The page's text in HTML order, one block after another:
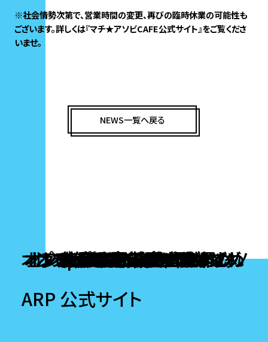
※社会情勢次第で、営業時間の変更、再びの臨時休業の可能性も
ございます。詳しくは『マチ★アソビCAFE公式サイト』をご覧くださ
いませ。
NEWS一覧へ戻る
Popular destinations
オンカジ 出金 早い
オンラインカジノ出金早い
本人確認不要カジノ
オンラインカジノ アプリ どれ
稼げるカジノアプリ
ブック メーカー 日本
仮想通貨 カジノ
オンラインカジノ ライブカジノ
オンラインカジノ ランキング
ビットコインカジノ
ポーカーアプリ
オンラインポーカー おすすめ
ポーカー アプリ おすすめ
オンラインポーカー
オンラインポーカー
オンラインポーカー
ポーカー ゲーム
オンラインポーカー おすすめ
ポーカーアプリ
ポーカー アプリ おすすめ
ARP 公式サイト